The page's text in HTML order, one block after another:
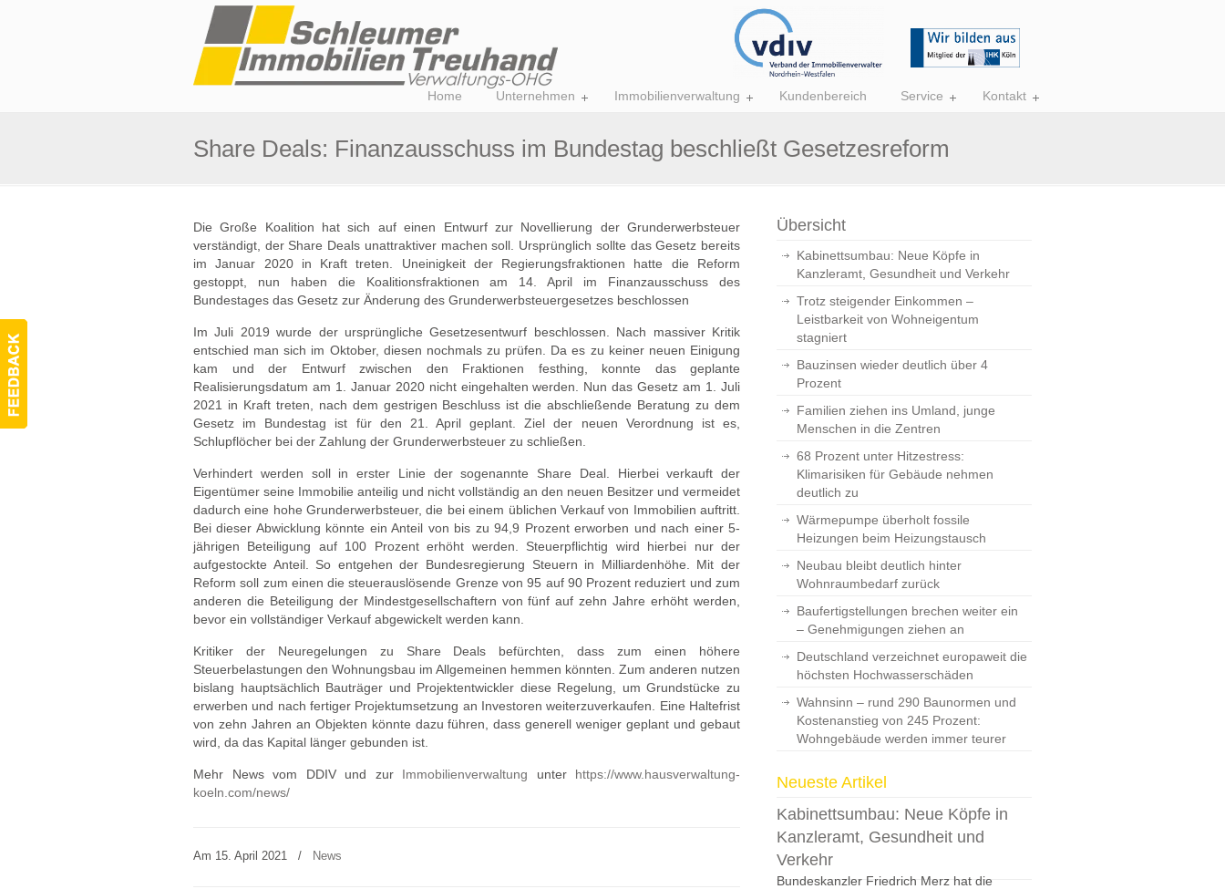
Home Unternehmen Immobilienverwaltung Kundenbereich Service Kontakt
Share Deals: Finanzausschuss im Bundestag beschließt Gesetzesreform
Die Große Koalition hat sich auf einen Entwurf zur Novellierung der Grunderwerbsteuer
verständigt, der Share Deals unattraktiver machen soll. Ursprünglich sollte das Gesetz bereits
im Januar 2020 in Kraft treten. Uneinigkeit der Regierungsfraktionen hatte die Reform
gestoppt, nun haben die Koalitionsfraktionen am 14. April im Finanzausschuss des
Bundestages das Gesetz zur Änderung des Grunderwerbsteuergesetzes beschlossen
Im Juli 2019 wurde der ursprüngliche Gesetzesentwurf beschlossen. Nach massiver Kritik
entschied man sich im Oktober, diesen nochmals zu prüfen. Da es zu keiner neuen Einigung
kam und der Entwurf zwischen den Fraktionen festhing, konnte das geplante
Realisierungsdatum am 1. Januar 2020 nicht eingehalten werden. Nun das Gesetz am 1. Juli
2021 in Kraft treten, nach dem gestrigen Beschluss ist die abschließende Beratung zu dem
Gesetz im Bundestag ist für den 21. April geplant. Ziel der neuen Verordnung ist es,
Schlupflöcher bei der Zahlung der Grunderwerbsteuer zu schließen.
Verhindert werden soll in erster Linie der sogenannte Share Deal. Hierbei verkauft der
Eigentümer seine Immobilie anteilig und nicht vollständig an den neuen Besitzer und vermeidet
dadurch eine hohe Grunderwerbsteuer, die bei einem üblichen Verkauf von Immobilien auftritt.
Bei dieser Abwicklung könnte ein Anteil von bis zu 94,9 Prozent erworben und nach einer 5-
jährigen Beteiligung auf 100 Prozent erhöht werden. Steuerpflichtig wird hierbei nur der
aufgestockte Anteil. So entgehen der Bundesregierung Steuern in Milliardenhöhe. Mit der
Reform soll zum einen die steuerauslösende Grenze von 95 auf 90 Prozent reduziert und zum
anderen die Beteiligung der Mindestgesellschaftern von fünf auf zehn Jahre erhöht werden,
bevor ein vollständiger Verkauf abgewickelt werden kann.
Kritiker der Neuregelungen zu Share Deals befürchten, dass zum einen höhere
Steuerbelastungen den Wohnungsbau im Allgemeinen hemmen könnten. Zum anderen nutzen
bislang hauptsächlich Bauträger und Projektentwickler diese Regelung, um Grundstücke zu
erwerben und nach fertiger Projektumsetzung an Investoren weiterzuverkaufen. Eine Haltefrist
von zehn Jahren an Objekten könnte dazu führen, dass generell weniger geplant und gebaut
wird, da das Kapital länger gebunden ist.
Mehr News vom DDIV und zur Immobilienverwaltung unter https://www.hausverwaltung-
koeln.com/news/
Am 15. April 2021 / News
Übersicht
Kabinettsumbau: Neue Köpfe in
Kanzleramt, Gesundheit und Verkehr
Trotz steigender Einkommen –
Leistbarkeit von Wohneigentum
stagniert
Bauzinsen wieder deutlich über 4
Prozent
Familien ziehen ins Umland, junge
Menschen in die Zentren
68 Prozent unter Hitzestress:
Klimarisiken für Gebäude nehmen
deutlich zu
Wärmepumpe überholt fossile
Heizungen beim Heizungstausch
Neubau bleibt deutlich hinter
Wohnraumbedarf zurück
Baufertigstellungen brechen weiter ein
– Genehmigungen ziehen an
Deutschland verzeichnet europaweit die
höchsten Hochwasserschäden
Wahnsinn – rund 290 Baunormen und
Kostenanstieg von 245 Prozent:
Wohngebäude werden immer teurer
Neueste Artikel
Kabinettsumbau: Neue Köpfe in
Kanzleramt, Gesundheit und
Verkehr
Bundeskanzler Friedrich Merz hat die